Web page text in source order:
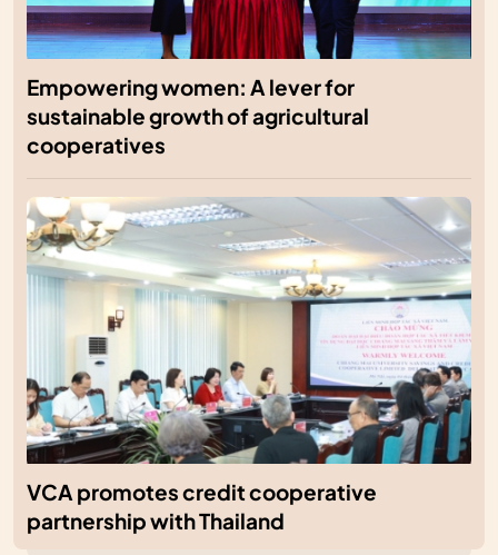
Empowering women: A lever for
sustainable growth of agricultural
cooperatives
VCA promotes credit cooperative
partnership with Thailand